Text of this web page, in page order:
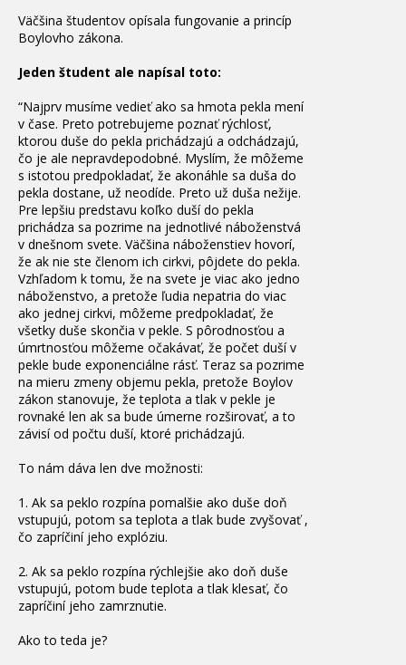
Väčšina študentov opísala fungovanie a princíp
Boylovho zákona.
Jeden študent ale napísal toto:
“Najprv musíme vedieť ako sa hmota pekla mení
v čase. Preto potrebujeme poznať rýchlosť,
ktorou duše do pekla prichádzajú a odchádzajú,
čo je ale nepravdepodobné. Myslím, že môžeme
s istotou predpokladať, že akonáhle sa duša do
pekla dostane, už neodíde. Preto už duša nežije.
Pre lepšiu predstavu koľko duší do pekla
prichádza sa pozrime na jednotlivé náboženstvá
v dnešnom svete. Väčšina náboženstiev hovorí,
že ak nie ste členom ich cirkvi, pôjdete do pekla.
Vzhľadom k tomu, že na svete je viac ako jedno
náboženstvo, a pretože ľudia nepatria do viac
ako jednej cirkvi, môžeme predpokladať, že
všetky duše skončia v pekle. S pôrodnosťou a
úmrtnosťou môžeme očakávať, že počet duší v
pekle bude exponenciálne rásť. Teraz sa pozrime
na mieru zmeny objemu pekla, pretože Boylov
zákon stanovuje, že teplota a tlak v pekle je
rovnaké len ak sa bude úmerne rozširovať, a to
závisí od počtu duší, ktoré prichádzajú.
To nám dáva len dve možnosti:
1. Ak sa peklo rozpína pomalšie ako duše doň
vstupujú, potom sa teplota a tlak bude zvyšovať ,
čo zapríčiní jeho explóziu.
2. Ak sa peklo rozpína rýchlejšie ako doň duše
vstupujú, potom bude teplota a tlak klesať, čo
zapríčiní jeho zamrznutie.
Ako to teda je?